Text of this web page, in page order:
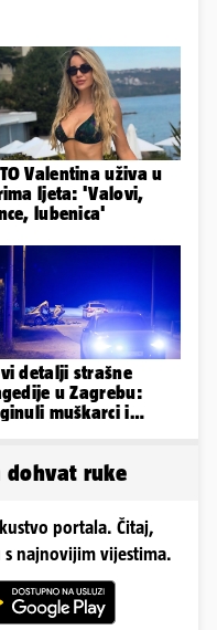
Valentina uživa u
ljeta: 'Valovi,
lubenica'
detalji strašne
u Zagrebu:
muškarci i
dohvat ruke
portala. Čitaj,
najnovijim vijestima.